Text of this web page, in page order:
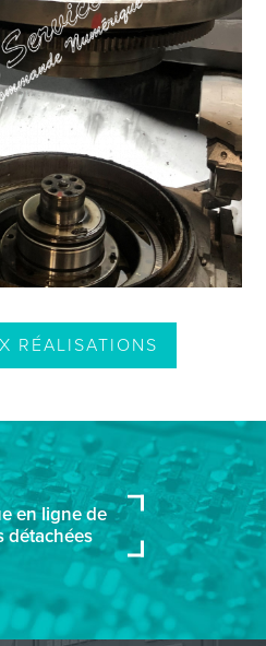
RÉALISATIONS
en ligne de
détachées